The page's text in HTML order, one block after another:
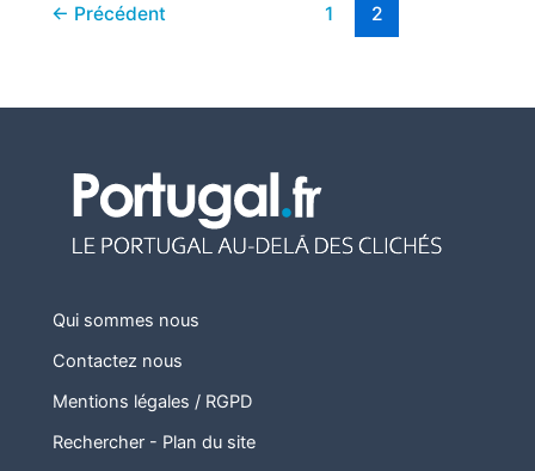
← Précédent 1 2
Qui sommes nous
Contactez nous
Mentions légales / RGPD
Rechercher- Plan du site